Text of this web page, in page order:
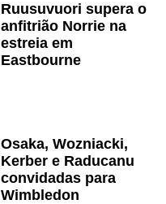
Ruusuvuori supera o
anfitrião Norrie na
estreia em
Eastbourne
Osaka, Wozniacki,
Kerber e Raducanu
convidadas para
Wimbledon